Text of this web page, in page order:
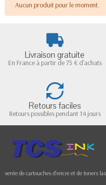
Aucun produit pour le moment.
Livraison gratuite
En France à partir de 75 € d'achats
Retours faciles
Retours possibles pendant 14 jours
vente de cartouches d'encre et de toners